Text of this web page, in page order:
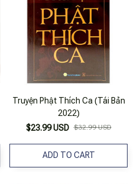
Truyện Phật Thích Ca (Tái Bản
2022)
$23.99 USD $32.99 USD
ADD TO CART